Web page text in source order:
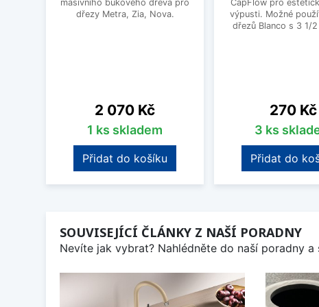
masivního bukového dřeva pro
dřezy Metra, Zia, Nova.
Cena
2 070 Kč
1 ks skladem
Přidat do košíku
CapFlow pro
výpusti. Možné
dřezů Blanco s 3 1/
Cena
270 Kč
3 ks
Přidat do
SOUVISEJÍCÍ ČLÁNKY Z NAŠÍ PORADNY
Nevíte jak vybrat? Nahlédněte do naší poradny